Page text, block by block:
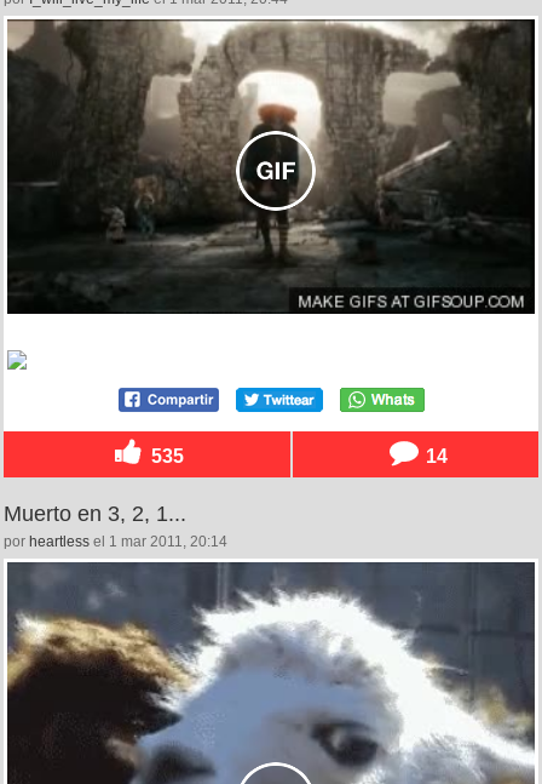
535 14
Muerto en 3, 2, 1...
por heartless el 1 mar 2011, 20:14